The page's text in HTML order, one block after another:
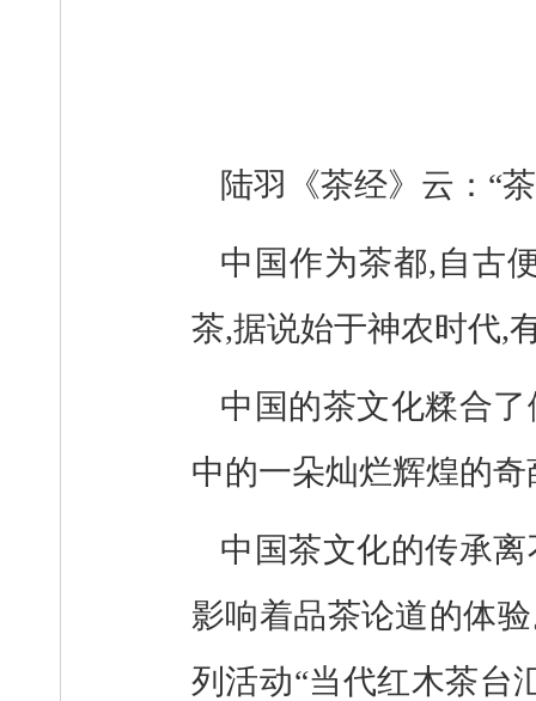
陆羽《茶经》云： “
中国作为茶都,自古
茶,据说始于神农时代,
中国的茶文化糅合
中的一朵灿烂辉煌的奇
中国茶文化的传承
影响着品茶论道的体
列活动“当代红木茶台